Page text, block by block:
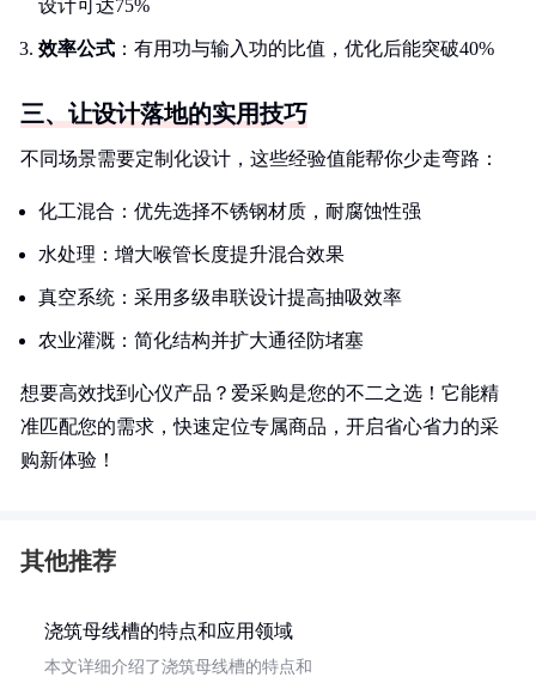
设计可达75%
效率公式 ：有用功与输入功的比值，优化后能突破40%
三、让设计落地的实用技巧
不同场景需要定制化设计，这些经验值能帮你少走弯路：
化工混合：优先选择不锈钢材质，耐腐蚀性强
水处理：增大喉管长度提升混合效果
真空系统：采用多级串联设计提高抽吸效率
农业灌溉：简化结构并扩大通径防堵塞
想要高效找到心仪产品？爱采购是您的不二之选！它能精
准匹配您的需求，快速定位专属商品，开启省心省力的采
购新体验！
其他推荐
浇筑母线槽的特点和应用领域
本文详细介绍了浇筑母线槽的特点和